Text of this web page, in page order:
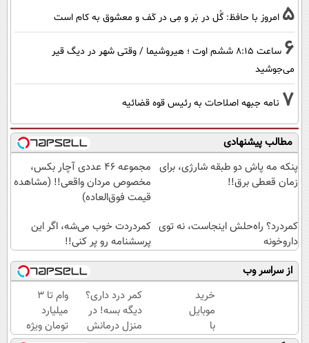
5 امروز با حافظ: گُل در بَر و مِی در کَف و معشوق به کام است
6
ساعت ۸:۱۵ ششم اوت ؛ هیروشیما / وقتی شهر در دیگ قیر
می‌جوشید
7 نامه جبهه اصلاحات به رئیس قوه قضائیه
مطالب پیشنهادی
پنکه مه پاش دو طبقه شارژی، برای
زمان قعطی برق!!
مجموعه ۴۶ عددی آچار بکس،
مخصوص مردان واقعی!! (مشاهده
قیمت فوق‌العاده)
کمردرد؟ راه‌حلش اینجاست، نه توی
داروخونه
کمردردت خوب می‌شه، اگر این
پرسشنامه رو پر کنی!!
از سراسر وب
خرید
موبایل
با
کمر درد داری؟
دیگه بسه! در
منزل درمانش
وام تا ۳
میلیارد
تومان ویژه